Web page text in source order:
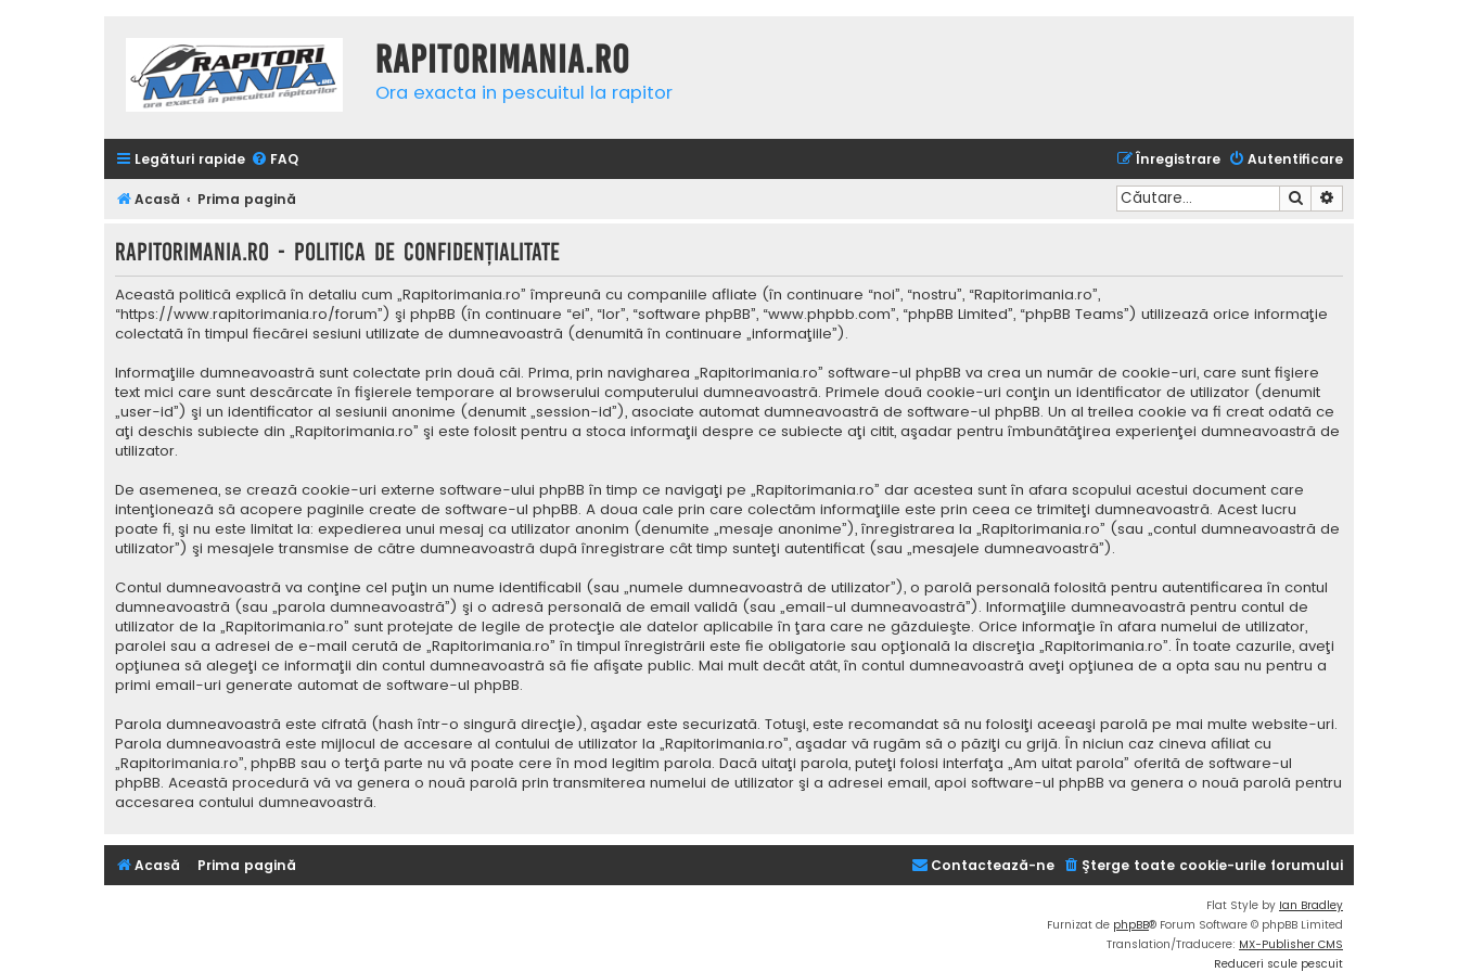
Rapitorimania.ro
Ora exacta in pescuitul la rapitor
Legături rapide FAQ Autentificare
Înregistrare
Acasă Prima pagină Căutare
Rapitorimania.ro - Politica de confidenţialitate
Această politică explică în detaliu cum „Rapitorimania.ro” împreună cu companiile afliate (în continuare “noi”, “nostru”, “Rapitorimania.ro”,
“https://www.rapitorimania.ro/forum”) şi phpBB (în continuare “ei”, “lor”, “software phpBB”, “www.phpbb.com”, “phpBB Limited”, “phpBB Teams”) utilizează orice informaţie
colectată în timpul fiecărei sesiuni utilizate de dumneavoastră (denumită în continuare „informaţiile”).
Informaţiile dumneavoastră sunt colectate prin două căi. Prima, prin navigharea „Rapitorimania.ro” software-ul phpBB va crea un număr de cookie-uri, care sunt fişiere
text mici care sunt descărcate în fişierele temporare al browserului computerului dumneavoastră. Primele două cookie-uri conţin un identificator de utilizator (denumit
„user-id”) şi un identificator al sesiunii anonime (denumit „session-id”), asociate automat dumneavoastră de software-ul phpBB. Un al treilea cookie va fi creat odată ce
aţi deschis subiecte din „Rapitorimania.ro” şi este folosit pentru a stoca informaţii despre ce subiecte aţi citit, aşadar pentru îmbunătăţirea experienţei dumneavoastră de
utilizator.
De asemenea, se crează cookie-uri externe software-ului phpBB în timp ce navigaţi pe „Rapitorimania.ro” dar acestea sunt în afara scopului acestui document care
intenţionează să acopere paginile create de software-ul phpBB. A doua cale prin care colectăm informaţiile este prin ceea ce trimiteţi dumneavoastră. Acest lucru
poate fi, şi nu este limitat la: expedierea unui mesaj ca utilizator anonim (denumite „mesaje anonime”), înregistrarea la „Rapitorimania.ro” (sau „contul dumneavoastră de
utilizator”) şi mesajele transmise de către dumneavoastră după înregistrare cât timp sunteţi autentificat (sau „mesajele dumneavoastră”).
Contul dumneavoastră va conţine cel puţin un nume identificabil (sau „numele dumneavoastră de utilizator”), o parolă personală folosită pentru autentificarea în contul
dumneavoastră (sau „parola dumneavoastră”) şi o adresă personală de email validă (sau „email-ul dumneavoastră”). Informaţiile dumneavoastră pentru contul de
utilizator de la „Rapitorimania.ro” sunt protejate de legile de protecţie ale datelor aplicabile în ţara care ne găzduieşte. Orice informaţie în afara numelui de utilizator,
parolei sau a adresei de e-mail cerută de „Rapitorimania.ro” în timpul înregistrării este fie obligatorie sau opţională la discreţia „Rapitorimania.ro”. În toate cazurile, aveţi
opţiunea să alegeţi ce informaţii din contul dumneavoastră să fie afişate public. Mai mult decât atât, în contul dumneavoastră aveţi opţiunea de a opta sau nu pentru a
primi email-uri generate automat de software-ul phpBB.
Parola dumneavoastră este cifrată (hash într-o singură direcţie), aşadar este securizată. Totuşi, este recomandat să nu folosiţi aceeaşi parolă pe mai multe website-uri.
Parola dumneavoastră este mijlocul de accesare al contului de utilizator la „Rapitorimania.ro”, aşadar vă rugăm să o păziţi cu grijă. În niciun caz cineva afiliat cu
„Rapitorimania.ro”, phpBB sau o terţă parte nu vă poate cere în mod legitim parola. Dacă uitaţi parola, puteţi folosi interfaţa „Am uitat parola” oferită de software-ul
phpBB. Această procedură vă va genera o nouă parolă prin transmiterea numelui de utilizator şi a adresei email, apoi software-ul phpBB va genera o nouă parolă pentru
accesarea contului dumneavoastră.
Acasă Prima pagină Şterge toate cookie-urile forumului
Contactează-ne
Flat Style by Ian Bradley
Furnizat de phpBB® Forum Software © phpBB Limited
Translation/Traducere: MX-Publisher CMS
Reduceri scule pescuit